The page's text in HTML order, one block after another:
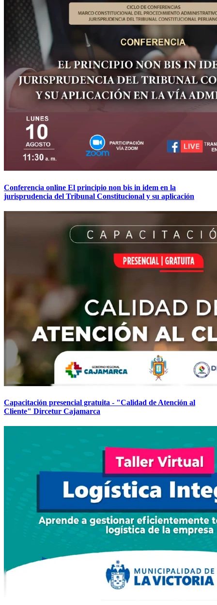
Conferencia online El principio non bis in idem en la
jurisprudencia del Tribunal Constitucional y su aplicación
Capacitación presencial gratuita - "Calidad de Atención al
Cliente" Dircetur Cajamarca